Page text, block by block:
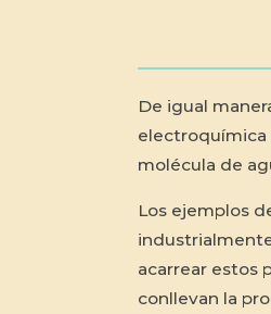
De igual
electroquímica
molécula de
Los ejemplos
acarrear estos
conllevan la